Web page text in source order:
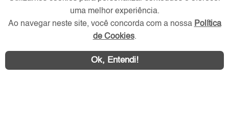
WhatsApp Contatar
Área exclusiva aos anunciantes,
acesse sua conta:
uma melhor experiência.
Ao navegar neste site, você concorda com a nossa Política
de Cookies.
Ok, Entendi!